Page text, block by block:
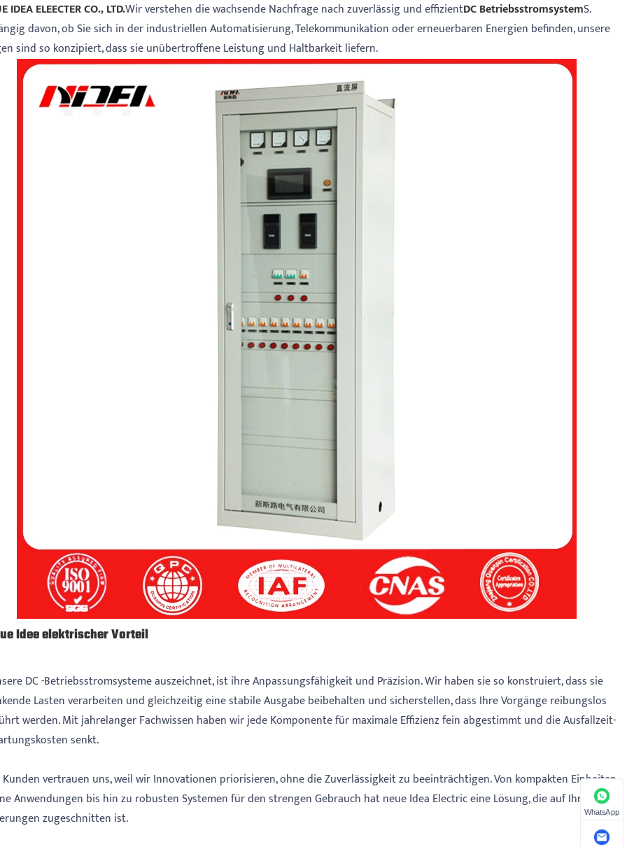
IDEA ELEECTER CO., LTD.Wir verstehen die wachsende Nachfrage nach zuverlässig und effizientDC BetriebsstromsystemS.
davon, ob Sie sich in der industriellen Automatisierung, Telekommunikation oder erneuerbaren Energien befinden, unsere
sind so konzipiert, dass sie unübertroffene Leistung und Haltbarkeit liefern.
Idee elektrischer Vorteil
DC -Betriebsstromsysteme auszeichnet, ist ihre Anpassungsfähigkeit und Präzision. Wir haben sie so konstruiert, dass sie
Lasten verarbeiten und gleichzeitig eine stabile Ausgabe beibehalten und sicherstellen, dass Ihre Vorgänge reibungslos
werden. Mit jahrelanger Fachwissen haben wir jede Komponente für maximale Effizienz fein abgestimmt und die Ausfallzeit-
senkt.
Kunden vertrauen uns, weil wir Innovationen priorisieren, ohne die Zuverlässigkeit zu beeinträchtigen. Von kompakten Einheiten
Anwendungen bis hin zu robusten Systemen für den strengen Gebrauch hat neue Idea Electric eine Lösung, die auf Ihre
zugeschnitten ist.
WhatsApp